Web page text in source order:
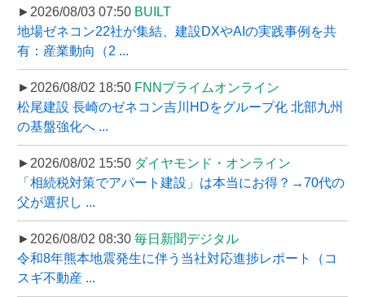
►2026/08/03 07:50 BUILT
地場ゼネコン22社が集結、建設DXやAIの実践事例を共
有：産業動向（2 ...
►2026/08/02 18:50 FNNプライムオンライン
松尾建設 長崎のゼネコン吉川HDをグループ化 北部九州
の基盤強化へ ...
►2026/08/02 15:50 ダイヤモンド・オンライン
「相続税対策でアパート建設」は本当にお得？→70代の
父が選択し ...
►2026/08/02 08:30 毎日新聞デジタル
令和8年熊本地震発生に伴う当社対応進捗レポート（コ
スギ不動産 ...